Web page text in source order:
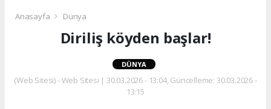
Anasayfa Dünya
Diriliş köyden başlar!
DÜNYA
(Web Sitesi) - Web Sitesi | 30.03.2026 - 13:04, Güncelleme: 30.03.2026 -
13:15